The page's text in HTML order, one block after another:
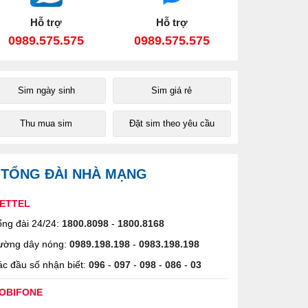
Hỗ trợ
0989.575.575
Hỗ trợ
0989.575.575
Sim ngày sinh Sim giá rẻ
Thu mua sim Đặt sim theo yêu cầu
TỔNG ĐÀI NHÀ MẠNG
đài 24/24: 1800.8098 - 1800.8168
dây nóng: 0989.198.198 - 0983.198.198
đầu số nhận biết: 096 - 097 - 098 - 086 - 03